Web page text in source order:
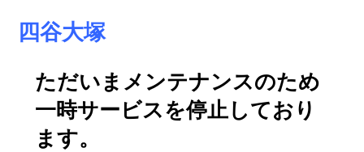
四谷大塚
ただいまメンテナンスのため
一時サービスを停止しており
ます。